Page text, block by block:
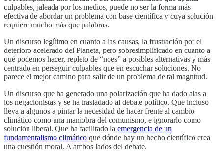
culpables, jaleada por los medios, puede no ser la forma más
efectiva de abordar un problema con base científica y cuya solución
requiere mucho más que palabras.
Un discurso legítimo en cuanto a las causas, la frustración por el
deterioro acelerado del Planeta, pero sobresimplificado en cuanto a
qué podemos hacer, repleto de “noes” a posibles alternativas y más
centrado en perseguir culpables que en escuchar soluciones. No
parece el mejor camino para salir de un problema de tal magnitud.
Un discurso que ha generado una polarización que ha dado alas a
los negacionistas y se ha trasladado al debate político. Que incluso
lleva a algunos a pintar la necesidad de hacer frente al cambio
climático como una maniobra del comunismo, e ignorarlo como
solución liberal. Que ha facilitado la emergencia de un
fundamentalismo climático que dónde hay un hecho científico crea
una cuestión moral. A ambos lados del debate.